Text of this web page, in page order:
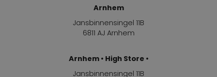
Arnhem
Jansbinnensingel 11B
6811 AJ Arnhem
Arnhem • High Store •
Jansbinnensingel 11B